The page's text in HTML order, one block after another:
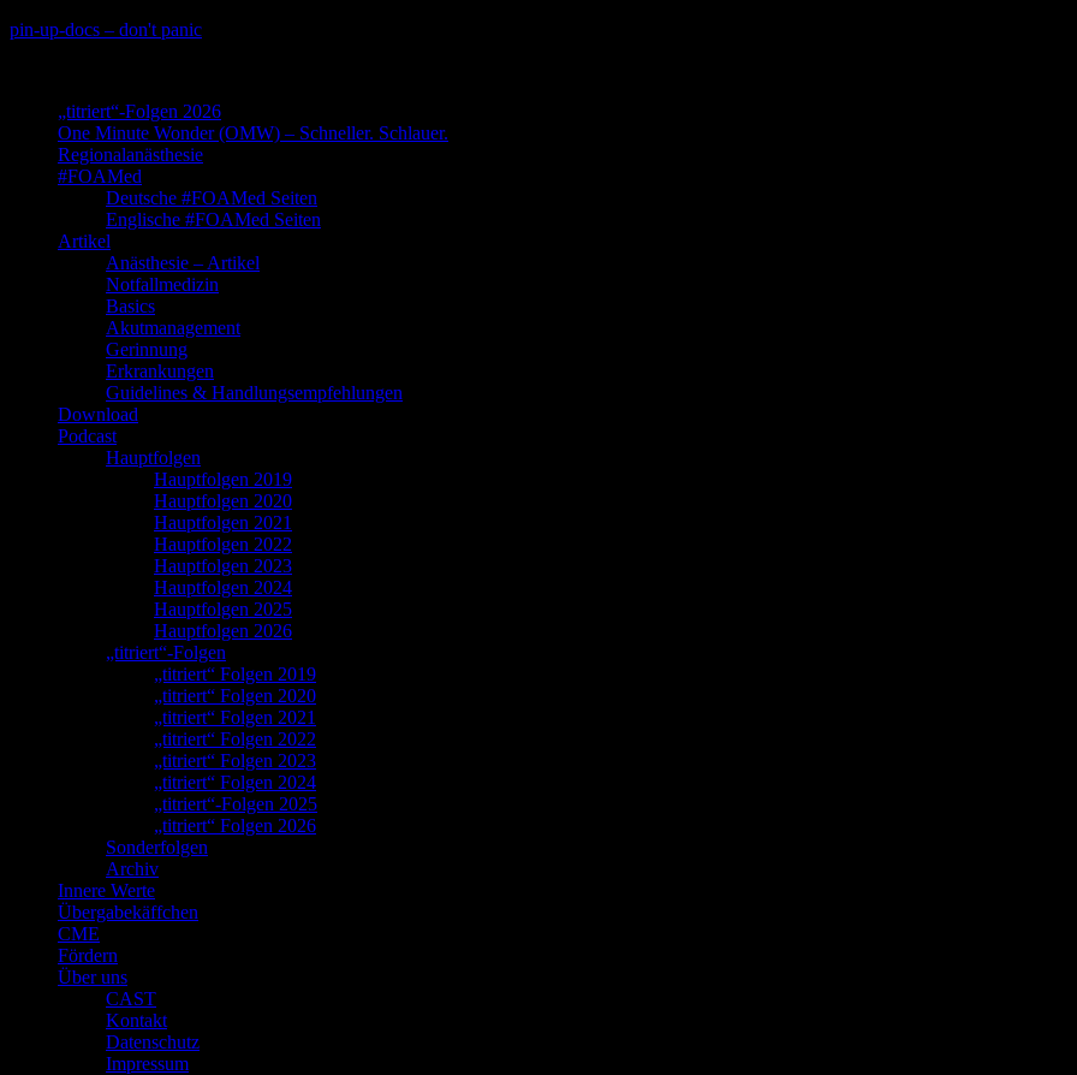
Skip
pin-up-docs – don't panic
„titriert“-Folgen 2026
One Minute Wonder (OMW) – Schneller. Schlauer.
Regionalanästhesie
#FOAMed
Deutsche #FOAMed Seiten
Englische #FOAMed Seiten
Artikel
Anästhesie – Artikel
Notfallmedizin
Basics
Akutmanagement
Gerinnung
Erkrankungen
Guidelines & Handlungsempfehlungen
Download
Podcast
Hauptfolgen
Hauptfolgen 2019
Hauptfolgen 2020
Hauptfolgen 2021
Hauptfolgen 2022
Hauptfolgen 2023
Hauptfolgen 2024
Hauptfolgen 2025
Hauptfolgen 2026
„titriert“-Folgen
„titriert“ Folgen 2019
„titriert“ Folgen 2020
„titriert“ Folgen 2021
„titriert“ Folgen 2022
„titriert“ Folgen 2023
„titriert“ Folgen 2024
„titriert“-Folgen 2025
„titriert“ Folgen 2026
Sonderfolgen
Archiv
Innere Werte
Übergabekäffchen
CME
Fördern
Über uns
CAST
Kontakt
Datenschutz
Impressum